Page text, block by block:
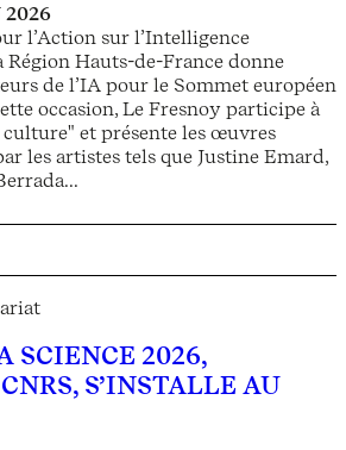
2026
l’Action sur l’Intelligence
Hauts-de-France donne
de l’IA pour le Sommet européen
occasion, Le Fresnoy participe à
et présente les œuvres
les artistes tels que Justine Emard,
SCIENCE 2026,
S’INSTALLE AU